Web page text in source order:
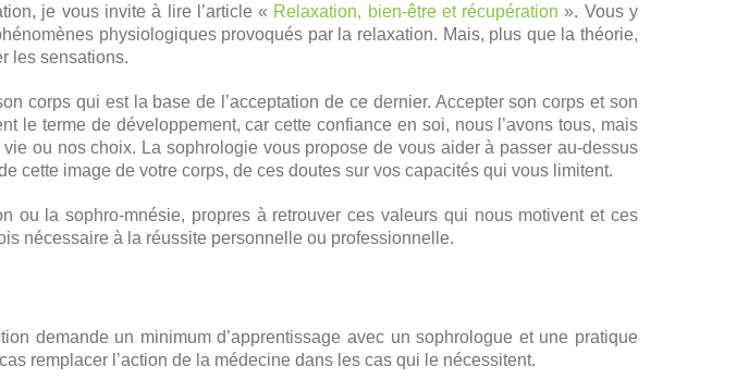
je vous invite à lire l’article « Relaxation, bien-être et récupération ». Vous y
physiologiques provoqués par la relaxation. Mais, plus que la théorie,
les sensations.
corps qui est la base de l’acceptation de ce dernier. Accepter son corps et son
le terme de développement, car cette confiance en soi, nous l’avons tous, mais
ou nos choix. La sophrologie vous propose de vous aider à passer au-dessus
cette image de votre corps, de ces doutes sur vos capacités qui vous limitent.
ou la sophro-mnésie, propres à retrouver ces valeurs qui nous motivent et ces
nécessaire à la réussite personnelle ou professionnelle.
demande un minimum d’apprentissage avec un sophrologue et une pratique
remplacer l’action de la médecine dans les cas qui le nécessitent.